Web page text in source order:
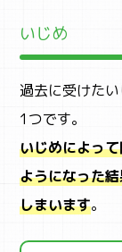
いじめ
過去に受けた
1つです。
いじめによっ
ようになった
しまいます。